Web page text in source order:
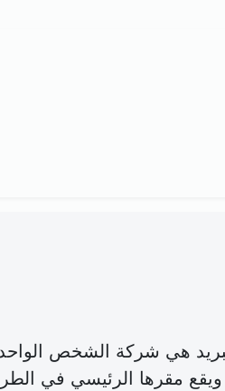
هي شركة الشخص
ويقع مقرها الرئيسي في